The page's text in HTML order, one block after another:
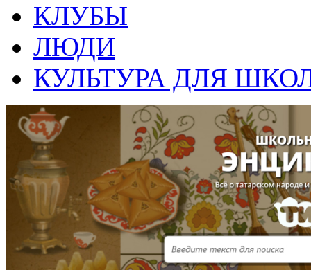
КЛУБЫ
ЛЮДИ
КУЛЬТУРА ДЛЯ